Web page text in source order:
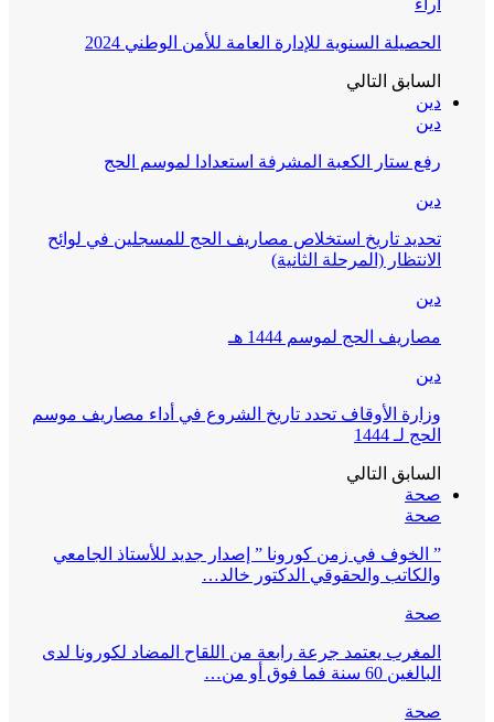
آراء
الحصيلة السنوية للإدارة العامة للأمن الوطني 2024
السابق التالي
دين
دين
رفع ستار الكعبة المشرفة استعدادا لموسم الحج
دين
تحديد تاريخ استخلاص مصاريف الحج للمسجلين في لوائح
الانتظار (المرحلة الثانية)
دين
مصاريف الحج لموسم 1444 هـ
دين
وزارة الأوقاف تحدد تاريخ الشروع في أداء مصاريف موسم
الحج لـ 1444
السابق التالي
صحة
صحة
” الخوف في زمن كورونا ” إصدار جديد للأستاذ الجامعي
والكاتب والحقوقي الدكتور خالد…
صحة
المغرب يعتمد جرعة رابعة من اللقاح المضاد لكورونا لدى
البالغين 60 سنة فما فوق أو من…
صحة